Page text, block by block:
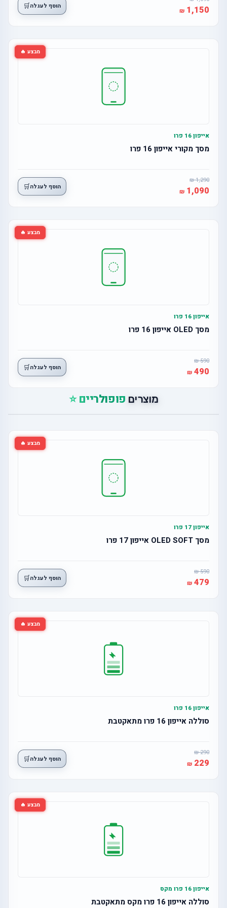
1,150 הוסף לעגלה🛒
מבצע 🔥
אייפון 16 פרו
מסך מקורי אייפון 16 פרו
1,290
1,090 הוסף לעגלה🛒
מבצע 🔥
אייפון 16 פרו
מסך OLED אייפון 16 פרו
590
490 הוסף לעגלה🛒
מוצרים פופולריים ⭐
מבצע 🔥
אייפון 17 פרו
מסך OLED SOFT אייפון 17 פרו
590
479 הוסף לעגלה🛒
מבצע 🔥
אייפון 16 פרו
סוללה אייפון 16 פרו מתאקטבת
290
229 הוסף לעגלה🛒
מבצע 🔥
אייפון 16 פרו מקס
סוללה אייפון 16 פרו מקס מתאקטבת